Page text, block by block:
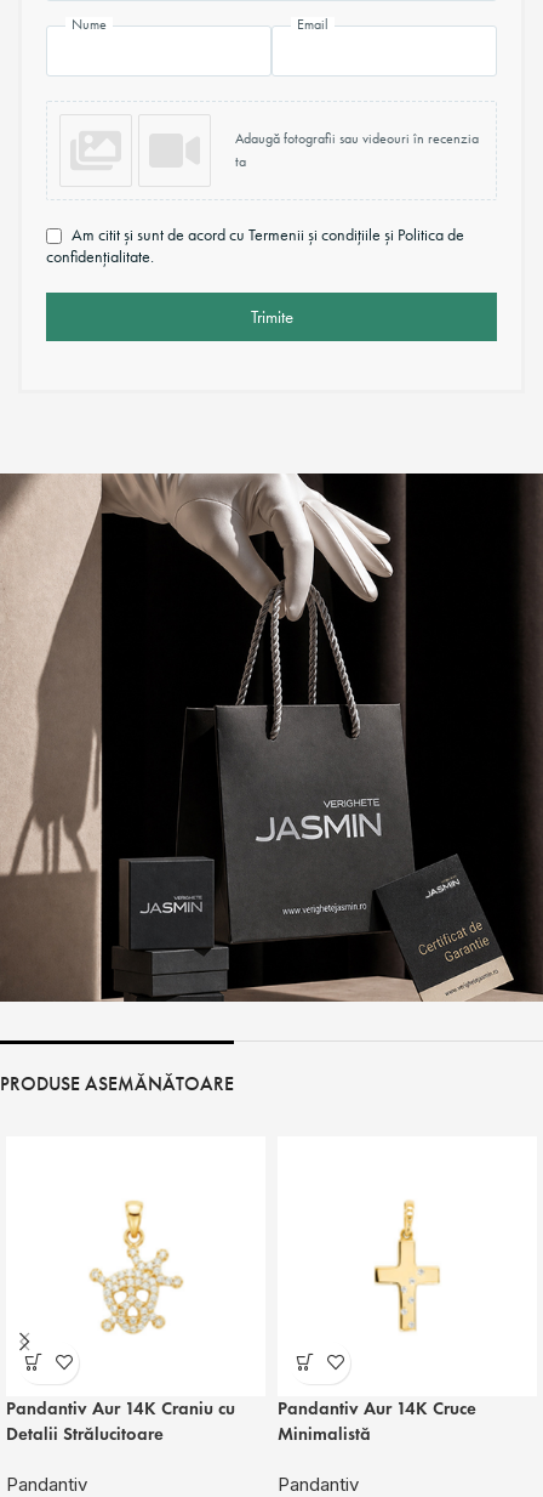
Nume Email
Adaugă fotografii sau videouri în recenzia
ta
Am citit și sunt de acord cu Termenii și condițiile și Politica de
confidențialitate.
Trimite
PRODUSE ASEMĂNĂTOARE
Pandantiv Aur 14K Craniu cu
Detalii Strălucitoare
Pandantiv
Pandantiv Aur 14K Cruce
Minimalistă
Pandantiv